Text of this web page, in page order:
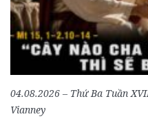
04.08.2026 – Thứ Ba Tuần
Vianney